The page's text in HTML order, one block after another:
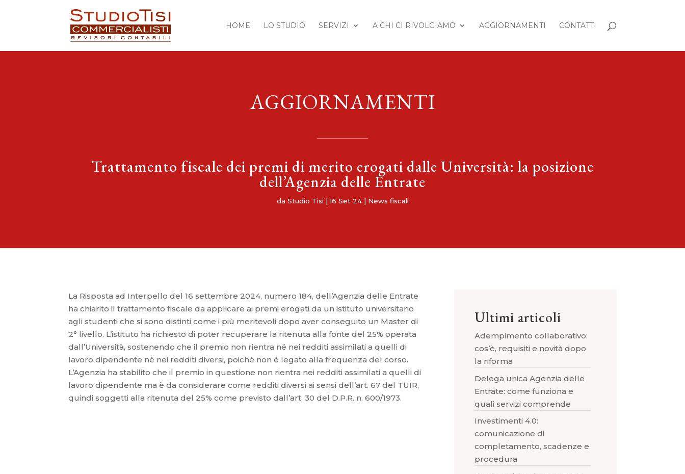
HOME LO STUDIO SERVIZI A CHI CI RIVOLGIAMO AGGIORNAMENTI CONTATTI
AGGIORNAMENTI
Trattamento fiscale dei premi di merito erogati dalle Università: la posizione
dell’Agenzia delle Entrate
da Studio Tisi |16 Set 24| News fiscali
La Risposta ad Interpello del 16 settembre 2024, numero 184, dell’Agenzia delle Entrate
ha chiarito il trattamento fiscale da applicare ai premi erogati da un istituto universitario
agli studenti che si sono distinti come i più meritevoli dopo aver conseguito un Master di
2° livello. L’istituto ha richiesto di poter recuperare la ritenuta alla fonte del 25% operata
dall’Università, sostenendo che il premio non rientra né nei redditi assimilati a quelli di
lavoro dipendente né nei redditi diversi, poiché non è legato alla frequenza del corso.
L’Agenzia ha stabilito che il premio in questione non rientra nei redditi assimilati a quelli di
lavoro dipendente ma è da considerare come redditi diversi ai sensi dell’art. 67 del TUIR,
quindi soggetti alla ritenuta del 25% come previsto dall’art. 30 del D.P.R. n. 600/1973.
Ultimi articoli
Adempimento collaborativo:
cos’è, requisiti e novità dopo
la riforma
Delega unica Agenzia delle
Entrate: come funziona e
quali servizi comprende
Investimenti 4.0:
comunicazione di
completamento, scadenze e
procedura